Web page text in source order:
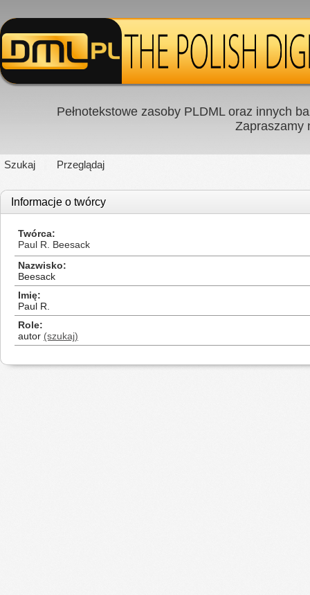
Pełnotekstowe zasoby PLDML oraz innych
Zapraszamy
Szukaj Przeglądaj
Informacje o twórcy
Twórca
Paul R. Beesack
Nazwisko
Beesack
Imię
Paul R.
Role
autor (szukaj)